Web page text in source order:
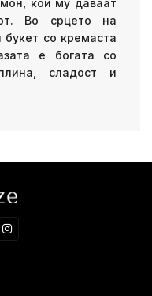
Во срцето на
со кремаста
е богата со
сладост и